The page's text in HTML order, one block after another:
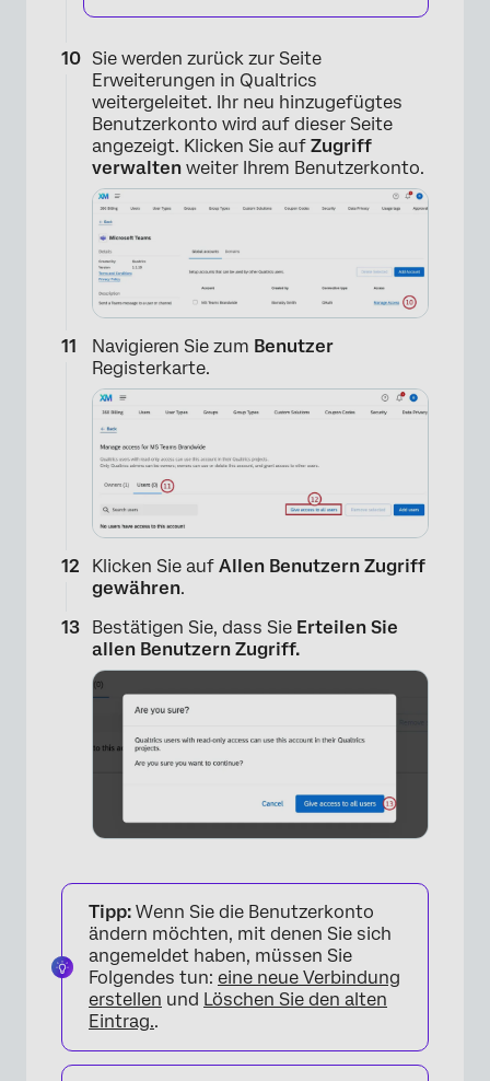
×
Sie werden zurück zur Seite
Erweiterungen in Qualtrics
weitergeleitet. Ihr neu hinzugefügtes
Benutzerkonto wird auf dieser Seite
angezeigt. Klicken Sie auf Zugriff
verwalten weiter Ihrem Benutzerkonto.
Navigieren Sie zum Benutzer
Registerkarte.
Klicken Sie auf Allen Benutzern Zugriff
gewähren.
Bestätigen Sie, dass Sie Erteilen Sie
allen Benutzern Zugriff.
Tipp: Wenn Sie die Benutzerkonto
ändern möchten, mit denen Sie sich
angemeldet haben, müssen Sie
Folgendes tun: eine neue Verbindung
erstellen und Löschen Sie den alten
Eintrag..